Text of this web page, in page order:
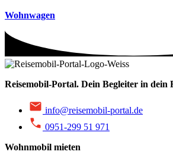
Wohnwagen
Reisemobil-Portal. Dein Begleiter in dein
info@reisemobil-portal.de
0951-299 51 971
Wohnmobil mieten